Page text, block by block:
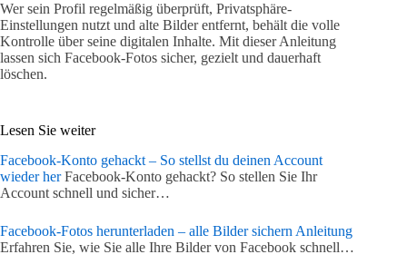
Wer sein Profil regelmäßig überprüft, Privatsphäre-
Einstellungen nutzt und alte Bilder entfernt, behält die volle
Kontrolle über seine digitalen Inhalte. Mit dieser Anleitung
lassen sich Facebook-Fotos sicher, gezielt und dauerhaft
löschen.
Lesen Sie weiter
Facebook-Konto gehackt – So stellst du deinen Account
wieder herFacebook-Konto gehackt? So stellen Sie Ihr
Account schnell und sicher…
Facebook-Fotos herunterladen – alle Bilder sichern Anleitung
Erfahren Sie, wie Sie alle Ihre Bilder von Facebook schnell…